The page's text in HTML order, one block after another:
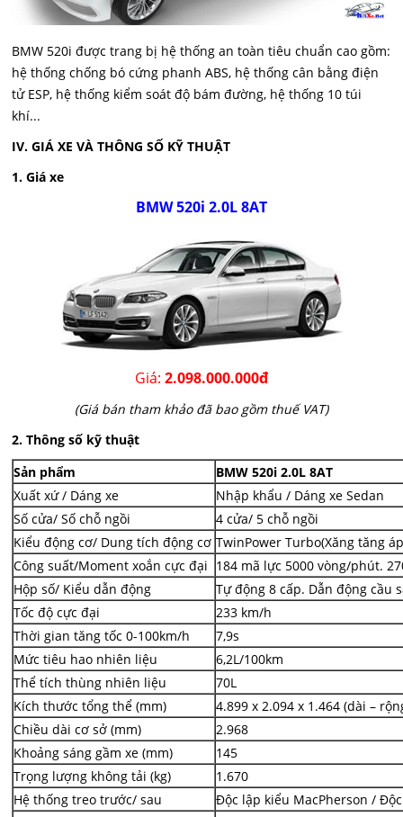
BMW 520i được trang bị hệ thống an toàn tiêu chuẩn cao gồm:
hệ thống chống bó cứng phanh ABS, hệ thống cân bằng điện
tử ESP, hệ thống kiểm soát độ bám đường, hệ thống 10 túi
khí...
IV. GIÁ XE VÀ THÔNG SỐ KỸ THUẬT
1. Giá xe
BMW 520i 2.0L 8AT
Giá: 2.098.000.000đ
(Giá bán tham khảo đã bao gồm thuế VAT)
2. Thông số kỹ thuật
Sản phẩm
BMW 520i 2.0L 8AT
Xuất xứ / Dáng xe
Nhập khẩu / Dáng xe Sedan
Số cửa/ Số chỗ ngồi
4 cửa/ 5 chỗ ngồi
Kiểu động cơ/ Dung tích động cơ TwinPower Turbo(Xăng tăng
Công suất/Moment xoắn cực đại 184 mã lực 5000 vòng/phút.
Hộp số/ Kiểu dẫn động
Tự động 8 cấp. Dẫn động cầu
Tốc độ cực đại
233 km/h
Thời gian tăng tốc 0-100km/h
7,9s
Mức tiêu hao nhiên liệu
6,2L/100km
Thể tích thùng nhiên liệu
70L
Kích thước tổng thể (mm)
4.899 x 2.094 x 1.464 (dài –
Chiều dài cơ sở (mm)
2.968
Khoảng sáng gầm xe (mm)
145
Trọng lượng không tải (kg)
1.670
Hệ thống treo trước/ sau
Độc lập kiểu MacPherson /